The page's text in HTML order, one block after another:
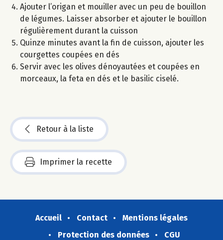
Ajouter l’origan et mouiller avec un peu de bouillon
de légumes. Laisser absorber et ajouter le bouillon
régulièrement durant la cuisson
Quinze minutes avant la fin de cuisson, ajouter les
courgettes coupées en dés
Servir avec les olives dénoyautées et coupées en
morceaux, la feta en dés et le basilic ciselé.
Retour à la liste
Imprimer la recette
Accueil Contact
Mentions légales
Protection des données
CGU